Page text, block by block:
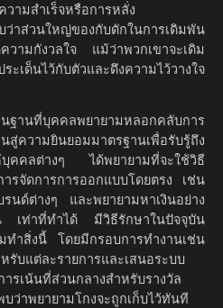
ามสำเร็จหรือการหลั่ง
ส่วนใหญ่ของกับดักในการเดิมพัน
ความกังวลใจ แม้ว่าพวกเขาจะเดิม
เด็นไว้กับตัวและดึงความไว้วางใจ
านที่บุคคลพยายามหลอกคลับการ
วามยินยอมมาตรฐานเพื่อรับรู้ถึง
บุคคลต่างๆ ได้พยายามที่จะใช้วิธี
รจัดการการออกแบบโดยตรง เช่น
นด์ต่างๆ และพยายามหาเงินอย่าง
เท่าที่ทำได้ มีวิธีรักษาในปัจจุบัน
ทำสิ่งนี้ โดยมีกรอบการทำงานเช่น
รับแต่ละรายการและเสนอระบบ
รเน้นที่ส่วนกลางสำหรับรางวัล
ว่าพยายามโกงจะถูกเก็บไว้ทันที